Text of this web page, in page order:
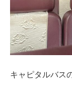
キャピタルバス